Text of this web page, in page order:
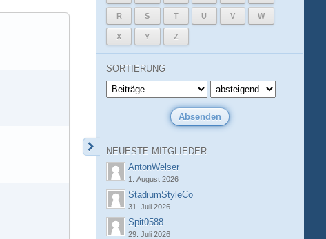
R S T U V W
X Y Z
SORTIERUNG
NEUESTE MITGLIEDER
AntonWelser
1. August 2026
StadiumStyleCo
31. Juli 2026
Spit0588
29. Juli 2026